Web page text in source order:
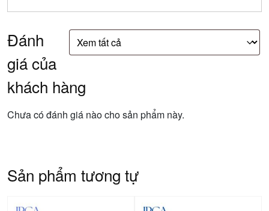
Đánh
giá của
khách hàng
Chưa có đánh giá nào cho sản phẩm này.
Sản phẩm tương tự